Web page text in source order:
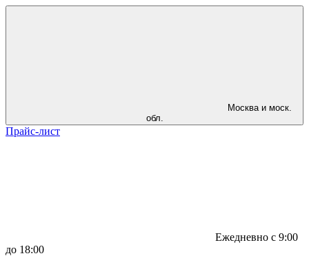
Москва и моск.
обл.
Прайс-лист
Ежедневно с 9:00
до 18:00